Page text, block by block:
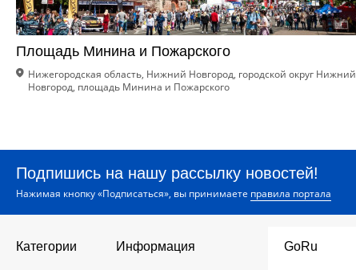
Площадь Минина и Пожарского
Нижегородская область, Нижний Новгород, городской округ Нижний
Новгород, площадь Минина и Пожарского
Подпишись на нашу рассылку новостей!
Нажимая кнопку «Подписаться», вы принимаете правила портала
Категории Информация
GoRu